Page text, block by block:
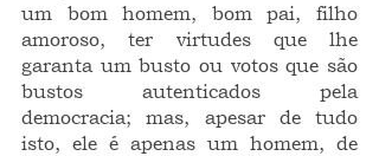
um bom homem, bom pai, filho
amoroso, ter virtudes que lhe
garanta um busto ou votos que são
bustos autenticados pela
democracia; mas, apesar de tudo
isto, ele é apenas um homem, de